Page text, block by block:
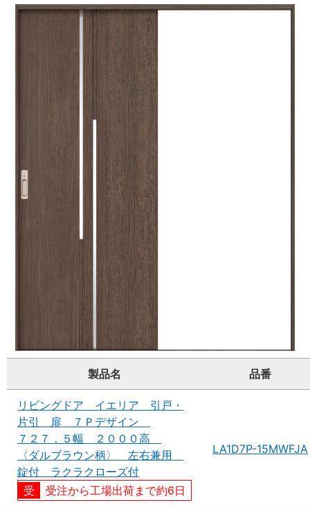
製品名 品番
リビングドア イエリア 引戸・
片引 扉 ７Ｐデザイン
７２７．５幅 ２０００高
〈ダルブラウン柄〉 左右兼用
錠付 ラクラクローズ付
受注から工場出荷まで約6日
LA1D7P-15MWFJA